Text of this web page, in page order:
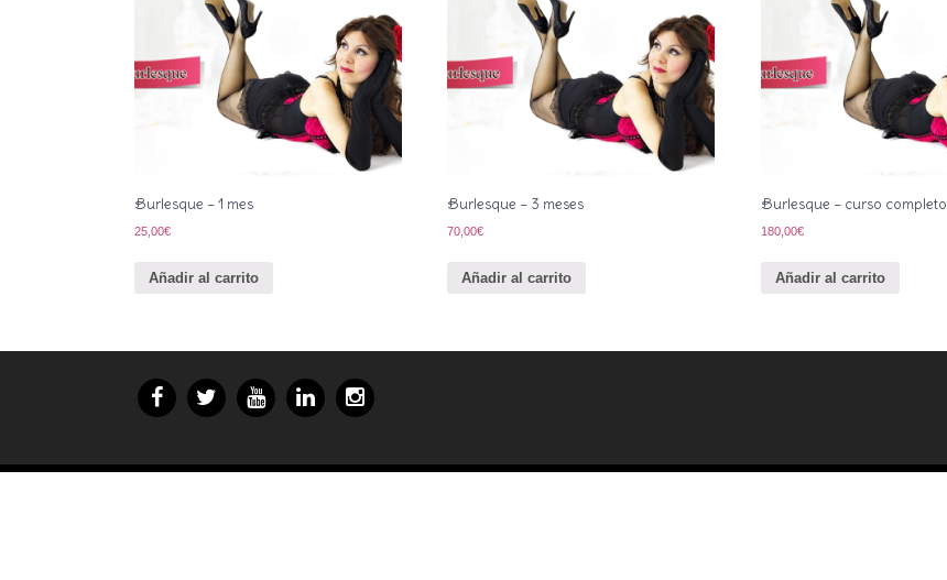
Burlesque – 1 mes
25,00€
Añadir al carrito
Burlesque – 3 meses
70,00€
Añadir al carrito
Burlesque – curso completo
180,00€
Añadir al carrito